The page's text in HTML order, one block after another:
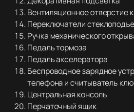
Вентиляционное отверстие
Переключатели
Ручка механического
Педаль тормоза
Педаль акселератора
Беспроводное зарядное
телефона и считыватель
Центральная консоль
Перчаточный ящик